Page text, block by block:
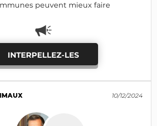
peuvent mieux faire
INTERPELLEZ-LES
10/12/2024